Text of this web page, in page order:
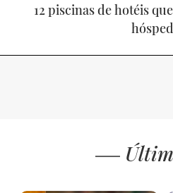
12 piscinas de hotéis